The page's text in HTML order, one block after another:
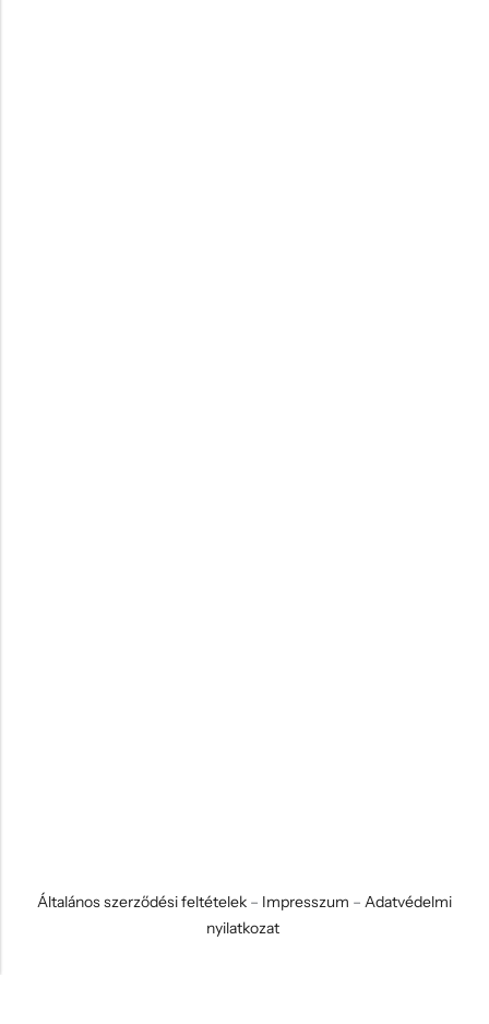
Általános szerződési feltételek – Impresszum – Adatvédelmi
nyilatkozat